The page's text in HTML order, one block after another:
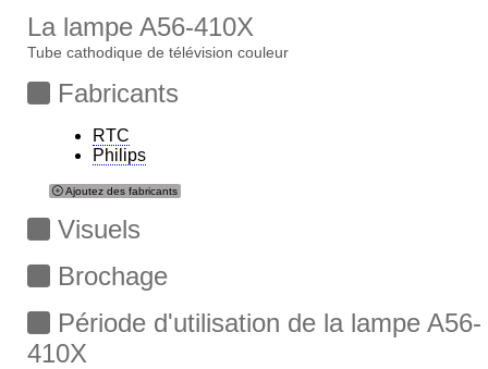
La lampe A56-410X
Tube cathodique de télévision couleur
Fabricants
RTC
Philips
Ajoutez des fabricants
Visuels
Brochage
Période d'utilisation de la lampe A56-
410X